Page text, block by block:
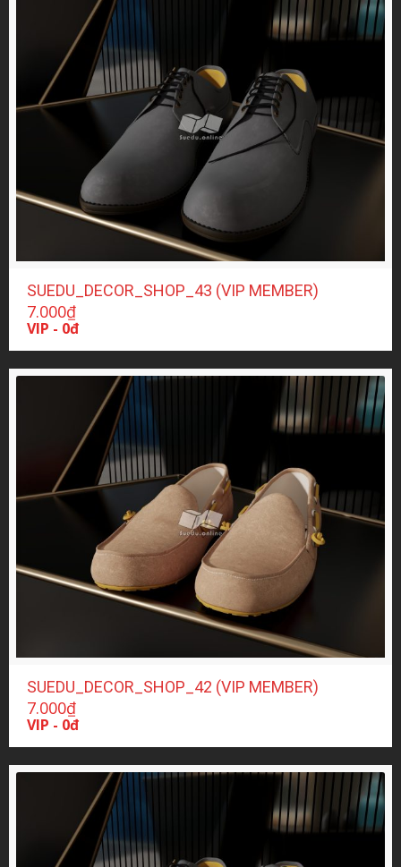
SUEDU_DECOR_SHOP_43 (VIP MEMBER)
7.000₫
VIP - 0đ
SUEDU_DECOR_SHOP_42 (VIP MEMBER)
7.000₫
VIP - 0đ